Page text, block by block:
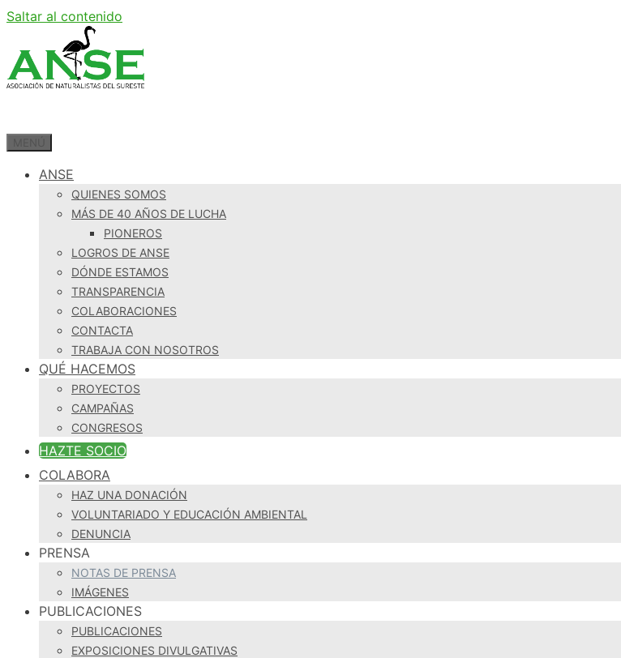
Saltar al contenido
ANSE
QUIENES SOMOS
MÁS DE 40 AÑOS DE LUCHA
PIONEROS
LOGROS DE ANSE
DÓNDE ESTAMOS
TRANSPARENCIA
COLABORACIONES
CONTACTA
TRABAJA CON NOSOTROS
QUÉ HACEMOS
PROYECTOS
CAMPAÑAS
CONGRESOS
HAZTE SOCIO
COLABORA
HAZ UNA DONACIÓN
VOLUNTARIADO Y EDUCACIÓN AMBIENTAL
DENUNCIA
PRENSA
NOTAS DE PRENSA
IMÁGENES
PUBLICACIONES
PUBLICACIONES
EXPOSICIONES DIVULGATIVAS